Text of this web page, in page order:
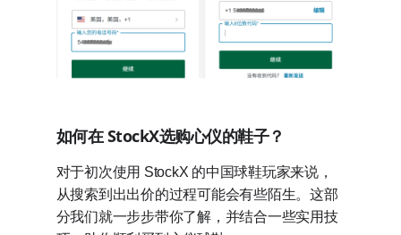
如何在 StockX选购心仪的鞋子？
对于初次使用 StockX 的中国球鞋玩家来说，
从搜索到出出价的过程可能会有些陌生。这部
分我们就一步步带你了解，并结合一些实用技